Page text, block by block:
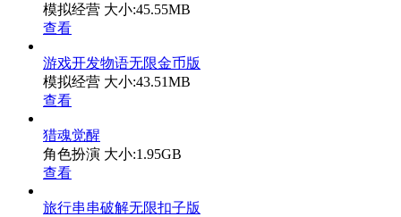
模拟经营 大小:45.55MB
查看
游戏开发物语无限金币版
模拟经营 大小:43.51MB
查看
猎魂觉醒
角色扮演 大小:1.95GB
查看
旅行串串破解无限扣子版